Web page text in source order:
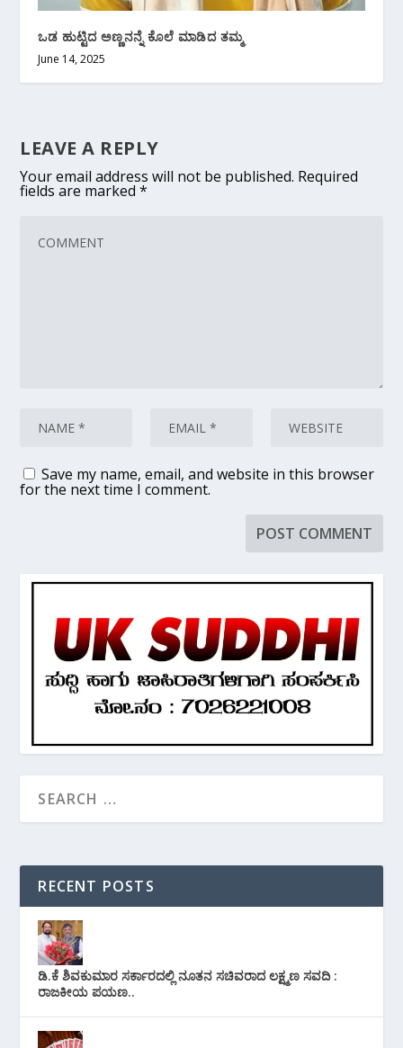
ಒಡ ಹುಟ್ಟಿದ ಅಣ್ಣನನ್ನೆ ಕೊಲೆ ಮಾಡಿದ ತಮ್ಮ
June 14, 2025
LEAVE A REPLY
Your email address will not be published. Required
fields are marked*
Save my name, email, and website in this browser
for the next time I comment.
RECENT POSTS
ಡಿ.ಕೆ ಶಿವಕುಮಾರ ಸರ್ಕಾರದಲ್ಲಿ ನೂತನ ಸಚಿವರಾದ ಲಕ್ಷ್ಮಣ ಸವದಿ :
ರಾಜಕೀಯ ಪಯಣ..